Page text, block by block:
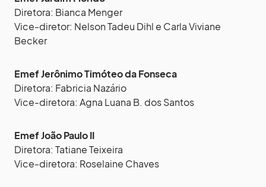
Diretora: Bianca Menger
Vice-diretor: Nelson Tadeu Dihl e Carla Viviane
Becker
Emef Jerônimo Timóteo da Fonseca
Diretora: Fabricia Nazário
Vice-diretora: Agna Luana B. dos Santos
Emef João Paulo II
Diretora: Tatiane Teixeira
Vice-diretora: Roselaine Chaves